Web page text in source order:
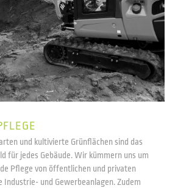
und kultivierte Grünflächen sind das
für jedes Gebäude. Wir kümmern uns um
Pflege von öffentlichen und privaten
Industrie- und Gewerbeanlagen. Zudem